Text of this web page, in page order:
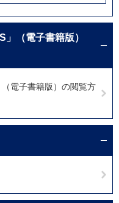
（電子書籍版）
（電子書籍版）の閲覧方